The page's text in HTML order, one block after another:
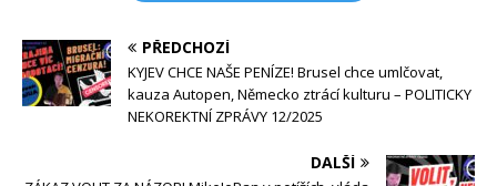
PŘEDCHOZÍ
KYJEV CHCE NAŠE PENÍZE! Brusel chce umlčovat,
kauza Autopen, Německo ztrácí kulturu – POLITICKY
NEKOREKTNÍ ZPRÁVY 12/2025
DALŠÍ